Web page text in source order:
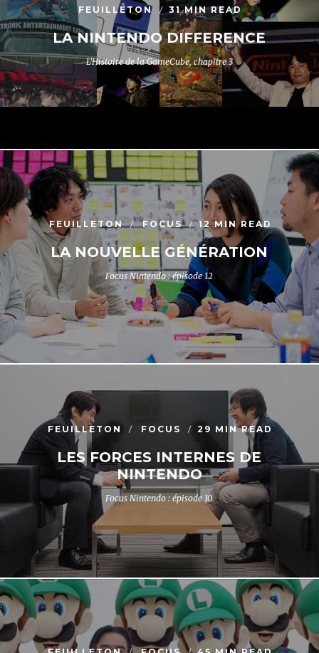
FEUILLETON 31 MIN READ
LA NINTENDO DIFFERENCE
L'Histoire de la GameCube, chapitre 3
FEUILLETON FOCUS 12 MIN READ
LA NOUVELLE GÉNÉRATION
Focus Nintendo : épisode 12
FEUILLETON FOCUS 29 MIN READ
LES FORCES INTERNES DE
NINTENDO
Focus Nintendo : épisode 10